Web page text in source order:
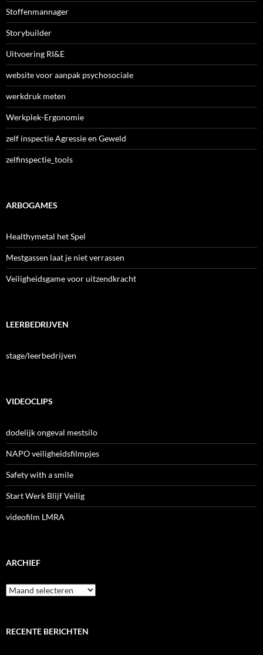
Stoffenmannager
Storybuilder
Uitvoering RI&E
website voor aanpak psychosociale
werkdruk meten
Werkplek-Ergonomie
zelf inspectie Agressie en Geweld
zelfinspectie_tools
ARBOGAMES
Healthymetal het Spel
Mestgassen laat je niet verrassen
Veiligheidsgame voor uitzendkracht
LEERBEDRIJVEN
stage/leerbedrijven
VIDEOCLIPS
dodelijk ongeval mestsilo
NAPO veiligheidsfilmpjes
Safety with a smile
Start Werk Blijf Veilig
videofilm LMRA
ARCHIEF
Archief
RECENTE BERICHTEN